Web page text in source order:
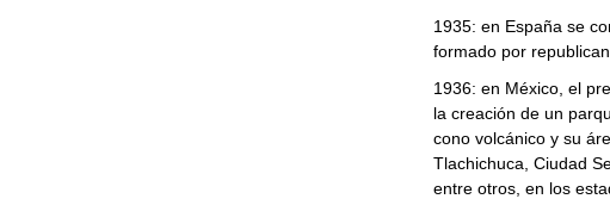
1935: en España se
formado por
1936: en México, el
la creación de un
cono volcánico y su
Tlachichuca, Ciudad
entre otros, en los